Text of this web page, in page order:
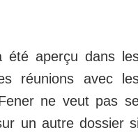
été aperçu dans
réunions avec
ne veut pas
un autre dossier si